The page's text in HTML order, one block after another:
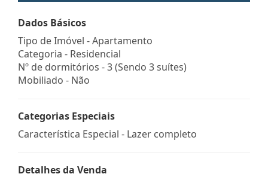
Dados Básicos
Tipo de Imóvel - Apartamento
Categoria - Residencial
Nº de dormitórios - 3 (Sendo 3 suítes)
Mobiliado - Não
Categorias Especiais
Característica Especial - Lazer completo
Detalhes da Venda